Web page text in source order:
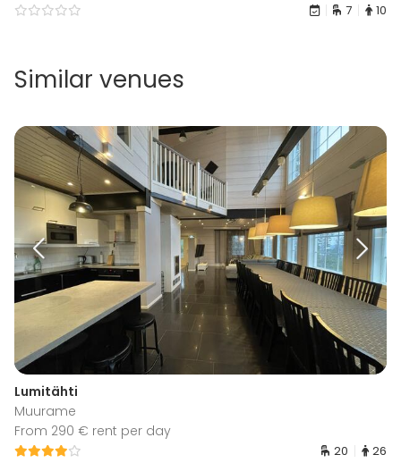
7 10
Similar venues
Lumitähti
Muurame
From 290 € rent per day
20 26